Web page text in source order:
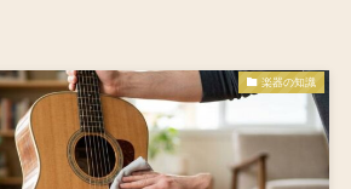
楽器の知識